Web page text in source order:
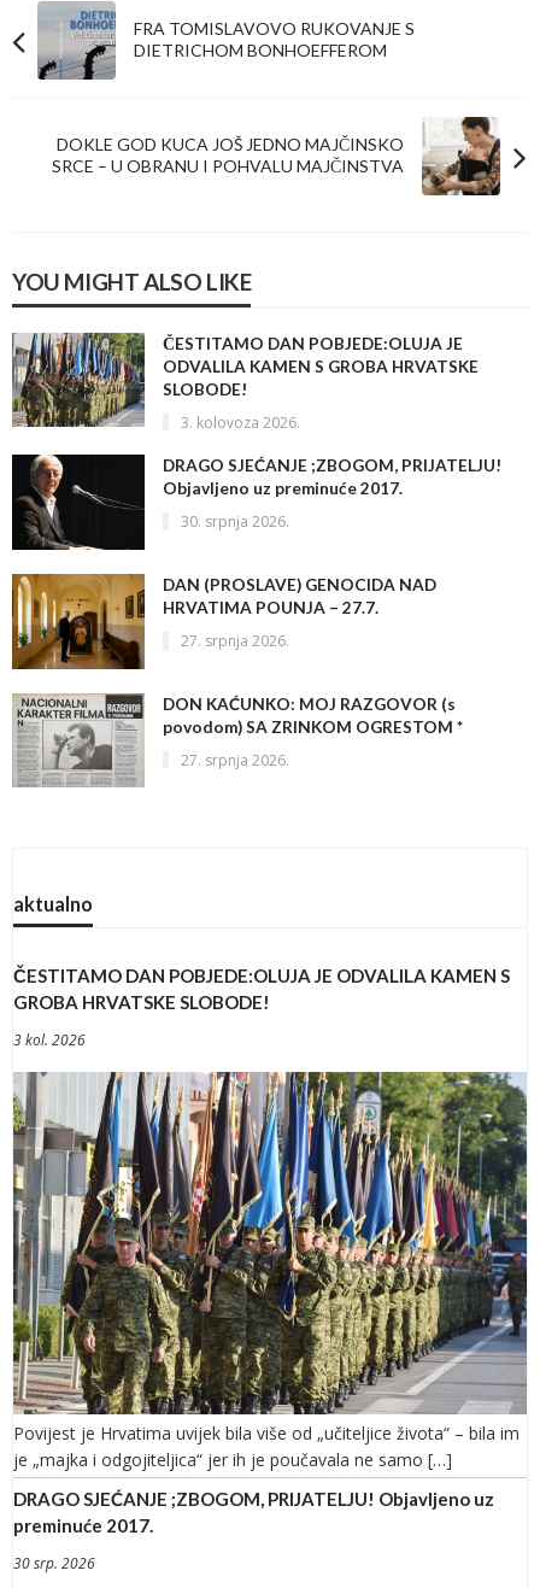
FRA TOMISLAVOVO RUKOVANJE S
DIETRICHOM BONHOEFFEROM
DOKLE GOD KUCA JOŠ JEDNO MAJČINSKO
SRCE – U OBRANU I POHVALU MAJČINSTVA
YOU MIGHT ALSO LIKE
ČESTITAMO DAN POBJEDE:OLUJA JE
ODVALILA KAMEN S GROBA HRVATSKE
SLOBODE!
3. kolovoza 2026.
DRAGO SJEĆANJE ;ZBOGOM, PRIJATELJU!
Objavljeno uz preminuće 2017.
30. srpnja 2026.
DAN (PROSLAVE) GENOCIDA NAD
HRVATIMA POUNJA – 27.7.
27. srpnja 2026.
DON KAĆUNKO: MOJ RAZGOVOR (s
povodom) SA ZRINKOM OGRESTOM *
27. srpnja 2026.
aktualno
ČESTITAMO DAN POBJEDE:OLUJA JE ODVALILA KAMEN S
GROBA HRVATSKE SLOBODE!
3 kol. 2026
Povijest je Hrvatima uvijek bila više od „učiteljice života“ – bila im
je „majka i odgojiteljica“ jer ih je poučavala ne samo […]
DRAGO SJEĆANJE ;ZBOGOM, PRIJATELJU! Objavljeno uz
preminuće 2017.
30 srp. 2026